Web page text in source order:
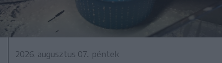
2026. augusztus 07., péntek